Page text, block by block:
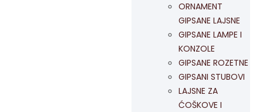
ORNAMENT
GIPSANE LAJSNE
GIPSANE LAMPE I
KONZOLE
GIPSANE ROZETNE
GIPSANI STUBOVI
LAJSNE ZA
ĆOŠKOVE I